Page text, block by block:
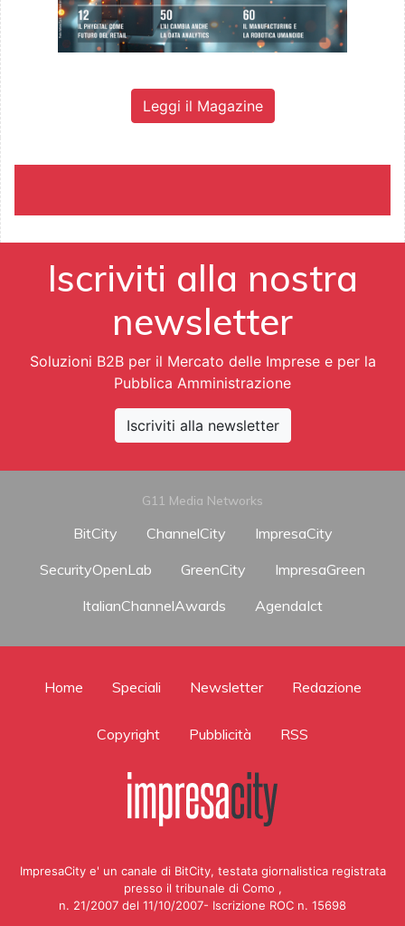
Leggi il Magazine
Iscriviti alla nostra
newsletter
Soluzioni B2B per il Mercato delle Imprese e per la
Pubblica Amministrazione
Iscriviti alla newsletter
G11 Media Networks
BitCity ChannelCity
ImpresaCity
SecurityOpenLab
GreenCity
ImpresaGreen
ItalianChannelAwards
AgendaIct
Home Speciali Newsletter Redazione
Copyright Pubblicità RSS
ImpresaCity e' un canale di BitCity, testata giornalistica registrata
presso il tribunale di Como ,
n. 21/2007 del 11/10/2007- Iscrizione ROC n. 15698